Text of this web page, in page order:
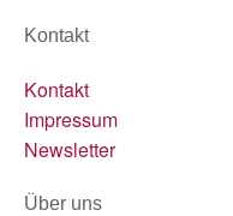
Kontakt
Kontakt
Impressum
Newsletter
Über uns